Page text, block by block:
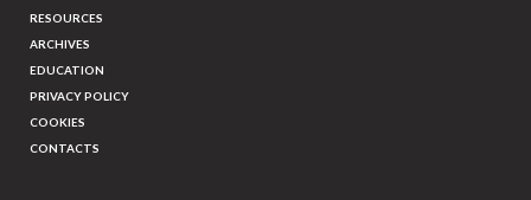
RESOURCES
ARCHIVES
EDUCATION
PRIVACY POLICY
COOKIES
CONTACTS